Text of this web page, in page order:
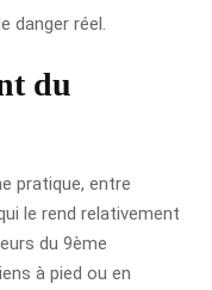
danger réel.
du
pratique, entre
le rend relativement
du 9ème
à pied ou en